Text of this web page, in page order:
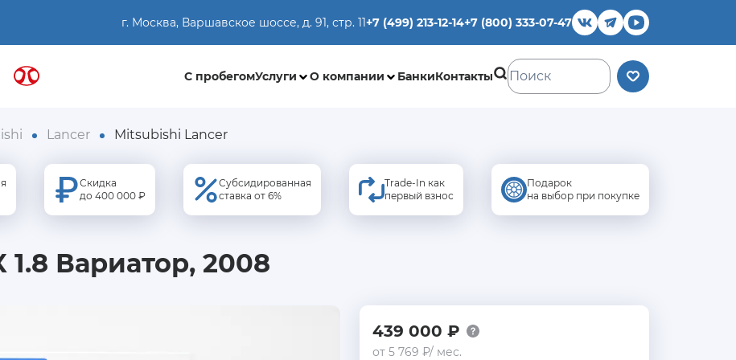
г. Москва, Варшавское шоссе, д. 91, стр. 11+7 (499) 213-12-14+7 (800) 333-07-47
С пробегомУслуги О компании БанкиКонтакты
Lancer Mitsubishi Lancer
Скидка
до 400 000 ₽
Субсидированная
ставка от 6%
Trade-In как
первый взнос
Подарок
на выбор при покупке
Вариатор, 2008
439 000 ₽
от 5 769 ₽/ мес.